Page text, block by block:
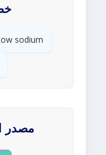
sodium
مصدر